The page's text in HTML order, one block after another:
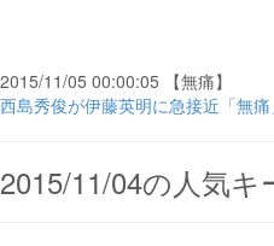
2015/11/05 00:00:05 【無痛】
西島秀俊が伊藤英明に急接近「無
2015/11/04の人気キ